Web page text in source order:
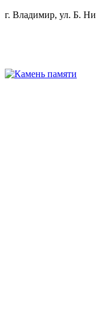
г. Владимир, ул. Б.